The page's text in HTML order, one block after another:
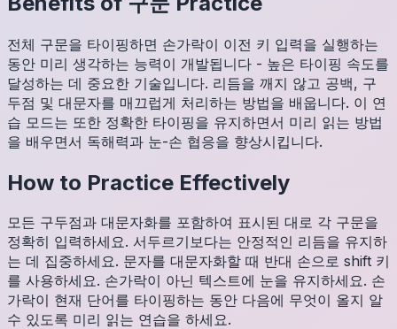
전체 구문을 타이핑하면 손가락이 이전 키 입력을 실행하는
동안 미리 생각하는 능력이 개발됩니다 - 높은 타이핑 속도를
달성하는 데 중요한 기술입니다. 리듬을 깨지 않고 공백, 구
두점 및 대문자를 매끄럽게 처리하는 방법을 배웁니다. 이 연
습 모드는 또한 정확한 타이핑을 유지하면서 미리 읽는 방법
을 배우면서 독해력과 눈-손 협응을 향상시킵니다.
How to Practice Effectively
모든 구두점과 대문자화를 포함하여 표시된 대로 각 구문을
정확히 입력하세요. 서두르기보다는 안정적인 리듬을 유지하
는 데 집중하세요. 문자를 대문자화할 때 반대 손으로 shift 키
를 사용하세요. 손가락이 아닌 텍스트에 눈을 유지하세요. 손
가락이 현재 단어를 타이핑하는 동안 다음에 무엇이 올지 알
수 있도록 미리 읽는 연습을 하세요.